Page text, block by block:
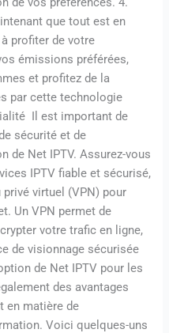
que tout est en
profiter de votre
émissions préférées,
et profitez de la
par cette technologie
Il est important de
sécurité et de
de Net IPTV. Assurez-vous
IPTV fiable et sécurisé,
privé virtuel (VPN) pour
Un VPN permet de
votre trafic en ligne,
de visionnage sécurisée
de Net IPTV pour les
des avantages
en matière de
Voici quelques-uns